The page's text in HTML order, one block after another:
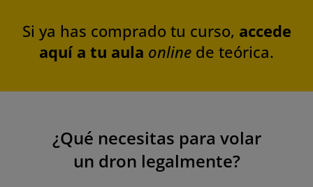
Si ya has comprado tu curso, accede
aquí a tu aula online de teórica.
¿Qué necesitas para volar
un dron legalmente?